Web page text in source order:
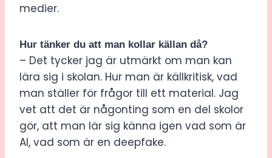
medier.
Hur tänker du att man kollar källan då?
– Det tycker jag är utmärkt om man kan
lära sig i skolan. Hur man är källkritisk, vad
man ställer för frågor till ett material. Jag
vet att det är någonting som en del skolor
gör, att man lär sig känna igen vad som är
AI, vad som är en deepfake.